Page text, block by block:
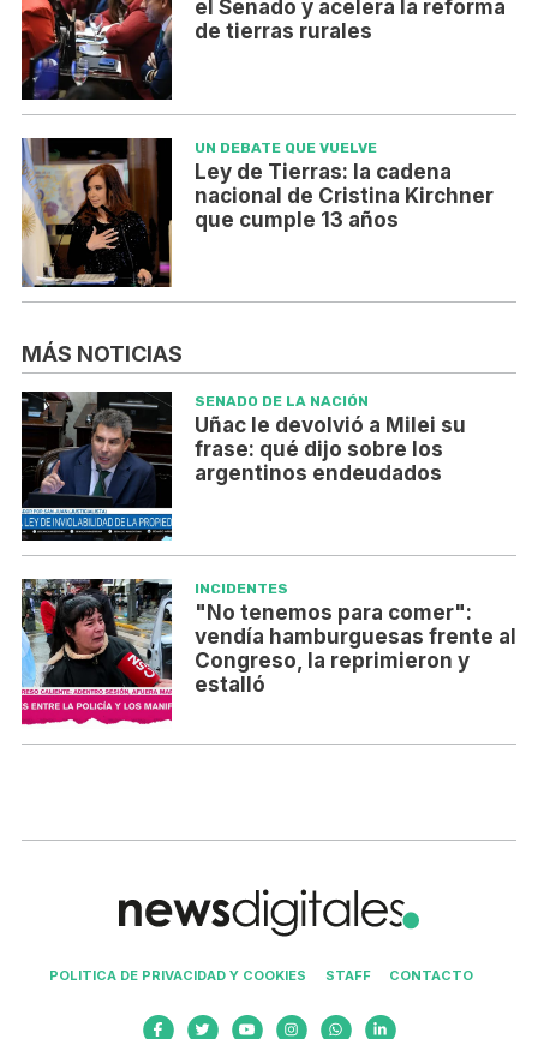
el Senado y acelera la reforma
de tierras rurales
UN DEBATE QUE VUELVE
Ley de Tierras: la cadena
nacional de Cristina Kirchner
que cumple 13 años
MÁS NOTICIAS
SENADO DE LA NACIÓN
Uñac le devolvió a Milei su
frase: qué dijo sobre los
argentinos endeudados
INCIDENTES
"No tenemos para comer":
vendía hamburguesas frente al
Congreso, la reprimieron y
estalló
POLITICA DE PRIVACIDAD Y COOKIES STAFF CONTACTO